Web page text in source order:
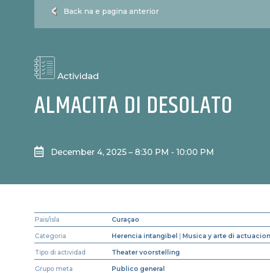
Back na e pagina anterior
Actividad
ALMACITA DI DESOLATO
 December 4, 2025 – 8:30 PM - 10:00 PM
Pais/isla Curaçao
Categoria Herencia intangibel Musica y arte di actuacion
Tipo di actividad Theater voorstelling
Grupo meta Publico general